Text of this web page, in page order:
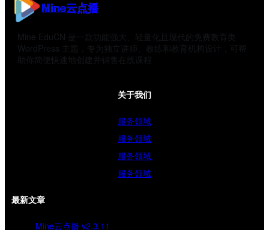
Mine云点播
Mine EduCN 是一款功能强大、轻量化且现代的免费教育类
WordPress 主题，专为独立讲师、教练和教育机构设计，可帮
助你简便快速地创建并销售在线课程
关于我们
服务领域
服务领域
服务领域
服务领域
最新文章
Mine云点播 v2.3.11